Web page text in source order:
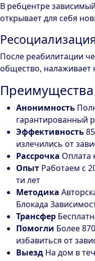
В ребцентре
открывает для себя
После реабилитации
общество, налаживает
Анонимность
гарантированный
Эффективность
излечились от
Рассрочка Оплата
Опыт Работаем с
ти лет
Методика
Блокада
Трансфер
Помогли Более
избавиться от
Выезд На дом в